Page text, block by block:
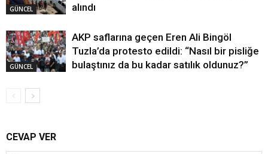
GÜNCEL
alındı
GÜNCEL
AKP saflarına geçen Eren Ali Bingöl
Tuzla’da protesto edildi: “Nasıl bir pisliğe
bulaştınız da bu kadar satılık oldunuz?”
CEVAP VER